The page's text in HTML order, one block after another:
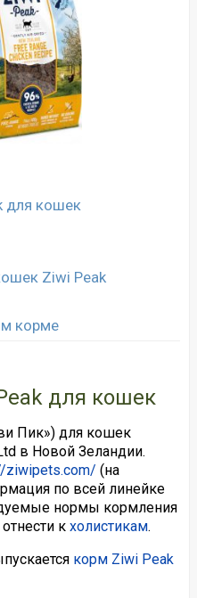
для кошек
Ziwi Peak
корме
для кошек
Пик») для кошек
в Новой Зеландии.
ziwipets.com/ (на
по всей линейке
нормы кормления
к холистикам.
корм Ziwi Peak